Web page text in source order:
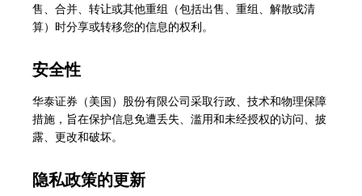
售、合并、转让或其他重组（包括出售、重组、解散或清
算）时分享或转移您的信息的权利。
安全性
华泰证券（美国）股份有限公司采取行政、技术和物理保障
措施，旨在保护信息免遭丢失、滥用和未经授权的访问、披
露、更改和破坏。
隐私政策的更新